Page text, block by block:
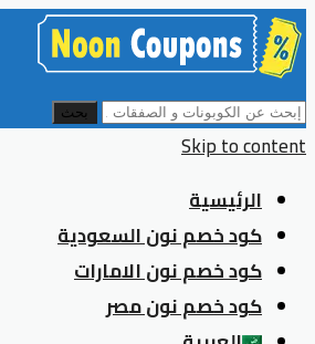
بحث
Skip to content
الرئيسية
كود خصم نون السعودية
كود خصم نون الامارات
كود خصم نون مصر